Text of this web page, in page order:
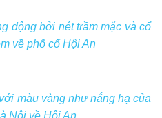
động bởi nét trầm mặc và cổ
về phố cổ Hội An
màu vàng như nắng hạ của
Nội về Hội An